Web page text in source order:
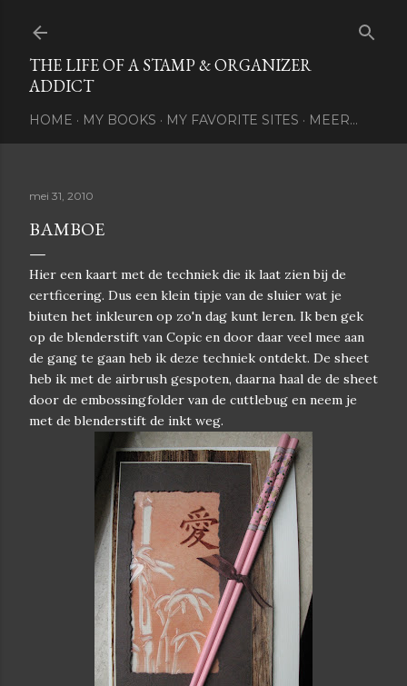
THE LIFE OF A STAMP & ORGANIZER
ADDICT
HOME MY BOOKS MY FAVORITE SITES MEER…
mei 31, 2010
BAMBOE
Hier een kaart met de techniek die ik laat zien bij de
certficering. Dus een klein tipje van de sluier wat je
biuten het inkleuren op zo'n dag kunt leren. Ik ben gek
op de blenderstift van Copic en door daar veel mee aan
de gang te gaan heb ik deze techniek ontdekt. De sheet
heb ik met de airbrush gespoten, daarna haal de de sheet
door de embossingfolder van de cuttlebug en neem je
met de blenderstift de inkt weg.